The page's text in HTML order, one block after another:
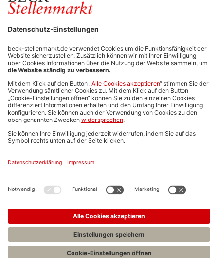
FÜR ARBEITGEBER
Stellenmarktpreise
Anzeigen-AGB
Media-Daten
Newsletteranmeldung
Produktübersicht
ALLGEMEIN
FAQs
Impressum
Stellenangebote C.H.BECK